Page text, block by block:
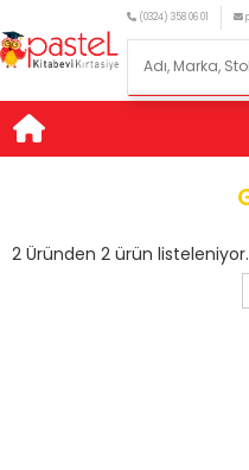
(0324) 358 06 01
2 Üründen 2 ürün listeleniyor.